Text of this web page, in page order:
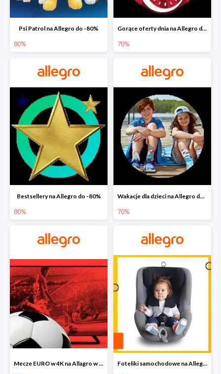
Psi Patrol na Allegro do -80%
80%
Gorące oferty dnia na Allegro do -50%
70%
Bestsellery na Allegro do -80%
80%
Wakacje dla dzieci na Allegro do -70%
70%
Mecze EURO w 4K na Allagro w super cenach Foteliki samochodowe na Allegro w super cenach